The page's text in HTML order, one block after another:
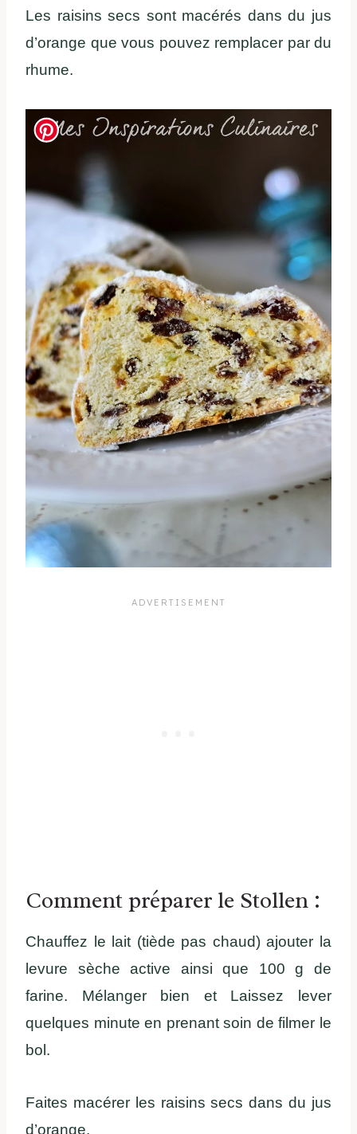
Les raisins secs sont macérés dans du jus
d’orange que vous pouvez remplacer par du
rhume.
Comment préparer le Stollen :
Chauffez le lait (tiède pas chaud) ajouter la
levure sèche active ainsi que 100 g de
farine. Mélanger bien et Laissez lever
quelques minute en prenant soin de filmer le
bol.
Faites macérer les raisins secs dans du jus
d’orange.